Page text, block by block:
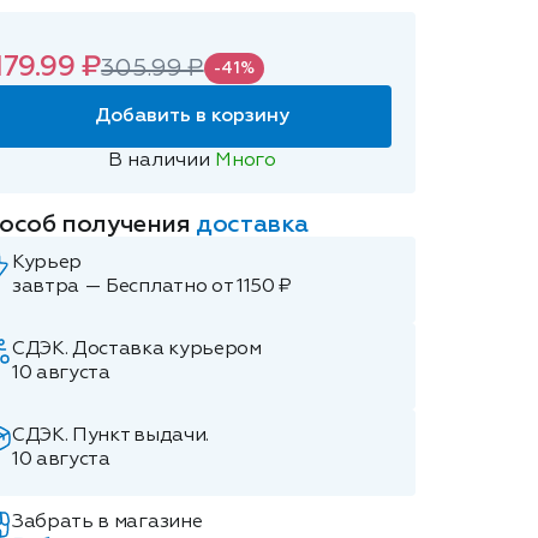
₽305.99 ₽ -41%
Добавить в корзину
В наличии Много
получения доставка
Курьер
завтра — Бесплатно от 1150 ₽
СДЭК. Доставка курьером
10 августа
СДЭК. Пункт выдачи.
10 августа
Забрать в магазине